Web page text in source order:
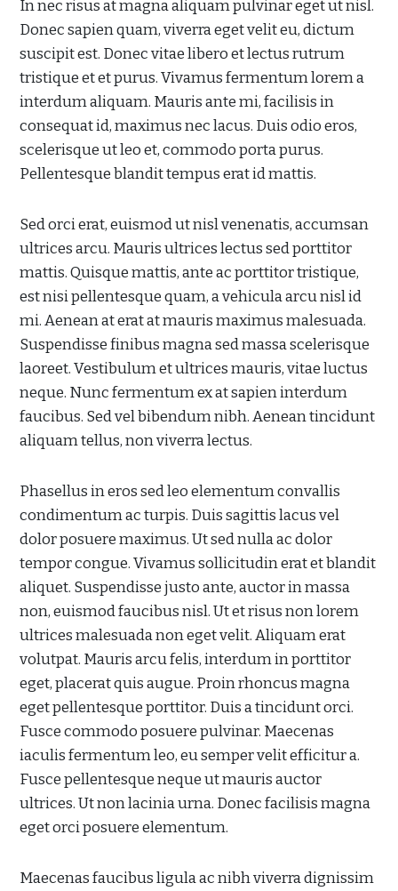
In nec risus at magna aliquam pulvinar eget ut nisl.
Donec sapien quam, viverra eget velit eu, dictum
suscipit est. Donec vitae libero et lectus rutrum
tristique et et purus. Vivamus fermentum lorem a
interdum aliquam. Mauris ante mi, facilisis in
consequat id, maximus nec lacus. Duis odio eros,
scelerisque ut leo et, commodo porta purus.
Pellentesque blandit tempus erat id mattis.
Sed orci erat, euismod ut nisl venenatis, accumsan
ultrices arcu. Mauris ultrices lectus sed porttitor
mattis. Quisque mattis, ante ac porttitor tristique,
est nisi pellentesque quam, a vehicula arcu nisl id
mi. Aenean at erat at mauris maximus malesuada.
Suspendisse finibus magna sed massa scelerisque
laoreet. Vestibulum et ultrices mauris, vitae luctus
neque. Nunc fermentum ex at sapien interdum
faucibus. Sed vel bibendum nibh. Aenean tincidunt
aliquam tellus, non viverra lectus.
Phasellus in eros sed leo elementum convallis
condimentum ac turpis. Duis sagittis lacus vel
dolor posuere maximus. Ut sed nulla ac dolor
tempor congue. Vivamus sollicitudin erat et blandit
aliquet. Suspendisse justo ante, auctor in massa
non, euismod faucibus nisl. Ut et risus non lorem
ultrices malesuada non eget velit. Aliquam erat
volutpat. Mauris arcu felis, interdum in porttitor
eget, placerat quis augue. Proin rhoncus magna
eget pellentesque porttitor. Duis a tincidunt orci.
Fusce commodo posuere pulvinar. Maecenas
iaculis fermentum leo, eu semper velit efficitur a.
Fusce pellentesque neque ut mauris auctor
ultrices. Ut non lacinia urna. Donec facilisis magna
eget orci posuere elementum.
Maecenas faucibus ligula ac nibh viverra dignissim